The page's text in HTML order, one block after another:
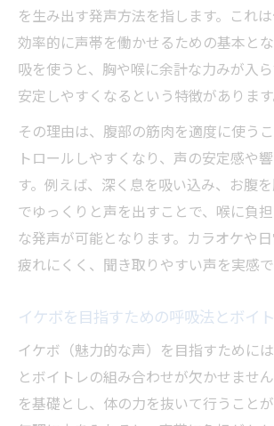
を生み出す発声方法を指します。これは
効率的に声帯を働かせるための基本と
吸を使うと、胸や喉に余計な力みが入
安定しやすくなるという特徴があります
その理由は、腹部の筋肉を適度に使う
トロールしやすくなり、声の安定感や
す。例えば、深く息を吸い込み、お腹
でゆっくりと声を出すことで、喉に負
な発声が可能となります。カラオケや日
疲れにくく、聞き取りやすい声を実感で
イケボを目指すための呼吸法とボイ
イケボ（魅力的な声）を目指すために
とボイトレの組み合わせが欠かせませ
を基礎とし、体の力を抜いて行うことが